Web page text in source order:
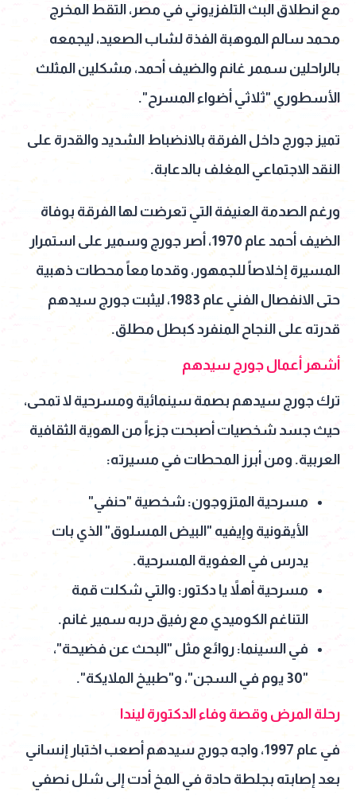
مع انطلاق البث التلفزيوني في مصر، التقط المخرج
محمد سالم الموهبة الفذة لشاب الصعيد، ليجمعه
بالراحلين سممر غانم والضيف أحمد، مشكلين المثلث
الأسطوري "ثلاثي أضواء المسرح".
تميز جورج داخل الفرقة بالانضباط الشديد والقدرة على
النقد الاجتماعي المغلف بالدعابة.
ورغم الصدمة العنيفة التي تعرضت لها الفرقة بوفاة
الضيف أحمد عام 1970، أصر جورج وسمير على استمرار
المسيرة إخلاصاً للجمهور، وقدما معاً محطات ذهبية
حتى الانفصال الفني عام 1983، ليثبت جورج سيدهم
قدرته على النجاح المنفرد كبطل مطلق.
أشهر أعمال جورج سيدهم
ترك جورج سيدهم بصمة سينمائية ومسرحية لا تمحى،
حيث جسد شخصيات أصبحت جزءاً من الهوية الثقافية
العربية. ومن أبرز المحطات في مسيرته:
مسرحية المتزوجون: شخصية "حنفي"
الأيقونية وإيفيه "البيض المسلوق" الذي بات
يدرس في العفوية المسرحية.
مسرحية أهلاً يا دكتور: والتي شكلت قمة
التناغم الكوميدي مع رفيق دربه سمير غانم.
في السينما: روائع مثل "البحث عن فضيحة"،
"30 يوم في السجن"، و"طبيخ الملايكة".
رحلة المرض وقصة وفاء الدكتورة ليندا
في عام 1997، واجه جورج سيدهم أصعب اختبار إنساني
بعد إصابته بجلطة حادة في المخ أدت إلى شلل نصفي